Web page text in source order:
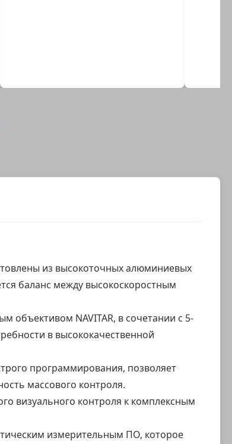
из высокоточных алюминиевых
баланс между высокоскоростным
объективом NAVITAR, в сочетании с 5-
в высококачественной
программирования, позволяет
массового контроля.
визуального контроля к комплексным
измерительным ПО, которое